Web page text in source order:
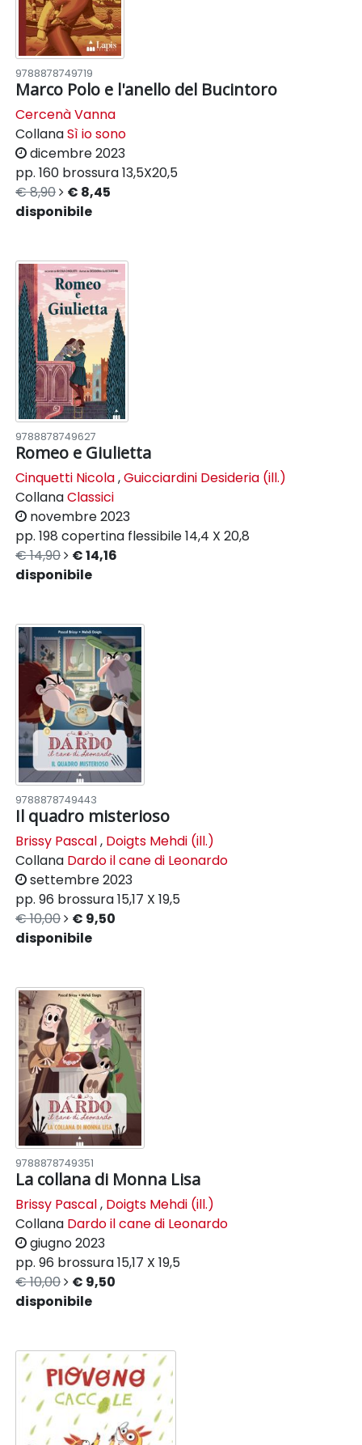
9788878749719
Marco Polo e l'anello del Bucintoro
Cercenà Vanna
CollanaSì io sono
dicembre 2023
pp. 160 brossura13,5X20,5
€ 8,90
€ 8,45
disponibile
9788878749627
Romeo e Giulietta
Cinquetti Nicola,Guicciardini Desideria (ill.)
CollanaClassici
novembre 2023
pp. 198 copertina flessibile14,4 X 20,8
€ 14,90
€ 14,16
disponibile
9788878749443
Il quadro misterioso
Brissy Pascal, Doigts Mehdi (ill.)
Collana Dardo il cane di Leonardo
settembre 2023
pp. 96 brossura15,17 X 19,5
€ 10,00
€ 9,50
disponibile
9788878749351
La collana di Monna Lisa
Brissy Pascal, Doigts Mehdi (ill.)
Collana Dardo il cane di Leonardo
giugno 2023
pp. 96 brossura15,17 X 19,5
€ 10,00
€ 9,50
disponibile